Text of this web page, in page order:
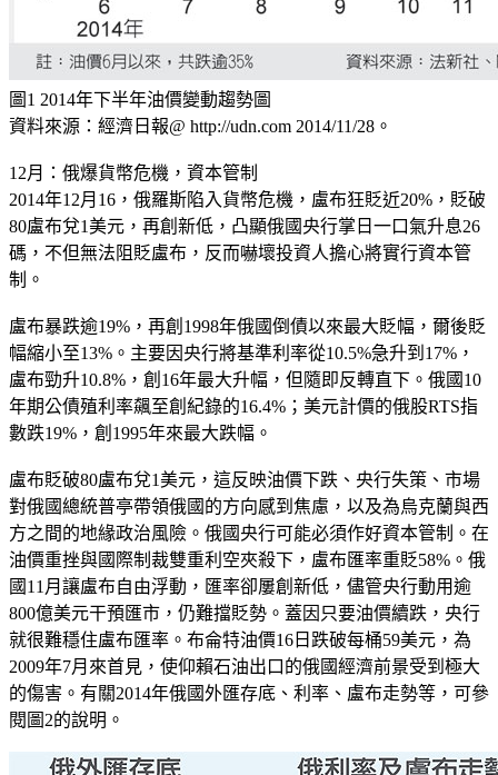
圖1 2014年下半年油價變動趨勢圖
資料來源：經濟日報@ http://udn.com 2014/11/28。
12月：俄爆貨幣危機，資本管制
2014年12月16，俄羅斯陷入貨幣危機，盧布狂貶近20%，貶破
80盧布兌1美元，再創新低，凸顯俄國央行掌日一口氣升息26
碼，不但無法阻貶盧布，反而嚇壞投資人擔心將實行資本管
制。
盧布暴跌逾19%，再創1998年俄國倒債以來最大貶幅，爾後貶
幅縮小至13%。主要因央行將基準利率從10.5%急升到17%，
盧布勁升10.8%，創16年最大升幅，但隨即反轉直下。俄國10
年期公債殖利率飆至創紀錄的16.4%；美元計價的俄股RTS指
數跌19%，創1995年來最大跌幅。
盧布貶破80盧布兌1美元，這反映油價下跌、央行失策、市場
對俄國總統普亭帶領俄國的方向感到焦慮，以及為烏克蘭與西
方之間的地緣政治風險。俄國央行可能必須作好資本管制。在
油價重挫與國際制裁雙重利空夾殺下，盧布匯率重貶58%。俄
國11月讓盧布自由浮動，匯率卻屢創新低，儘管央行動用逾
800億美元干預匯市，仍難擋貶勢。蓋因只要油價續跌，央行
就很難穩住盧布匯率。布侖特油價16日跌破每桶59美元，為
2009年7月來首見，使仰賴石油出口的俄國經濟前景受到極大
的傷害。有關2014年俄國外匯存底、利率、盧布走勢等，可參
閱圖2的說明。